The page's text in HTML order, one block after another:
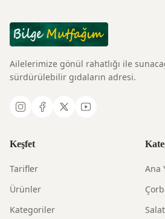
Ailelerimize gönül rahatlığı ile
sürdürülebilir gıdaların adresi.
Keşfet
Tarifler
Ürünler
Kategoriler
Ana